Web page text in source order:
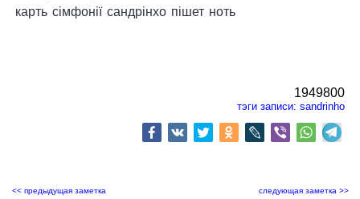
карть сімфонії сандрінхо пішет ноть
1949800
тэги записи: sandrinho
<< предыдущая заметка следующая заметка >>